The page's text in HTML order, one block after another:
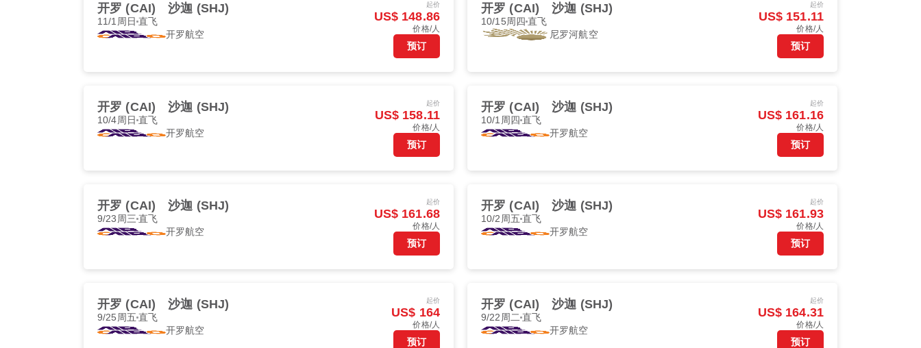
开罗 (CAI) 沙迦 (SHJ)
11/1周日 直飞
开罗航空
起价
US$ 148.86
价格/人
预订
开罗 (CAI) 沙迦 (SHJ)
10/15周四 直飞
尼罗河航空
起价
US$ 151.11
价格/人
预订
开罗 (CAI) 沙迦 (SHJ)
10/4周日 直飞
开罗航空
起价
US$ 158.11
价格/人
预订
开罗 (CAI) 沙迦 (SHJ)
10/1周四 直飞
开罗航空
起价
US$ 161.16
价格/人
预订
开罗 (CAI) 沙迦 (SHJ)
9/23周三 直飞
开罗航空
起价
US$ 161.68
价格/人
预订
开罗 (CAI) 沙迦 (SHJ)
10/2周五 直飞
开罗航空
起价
US$ 161.93
价格/人
预订
开罗 (CAI) 沙迦 (SHJ)
9/25周五 直飞
开罗航空
起价
US$ 164
价格/人
预订
开罗 (CAI) 沙迦 (SHJ)
9/22周二 直飞
开罗航空
起价
US$ 164.31
价格/人
预订